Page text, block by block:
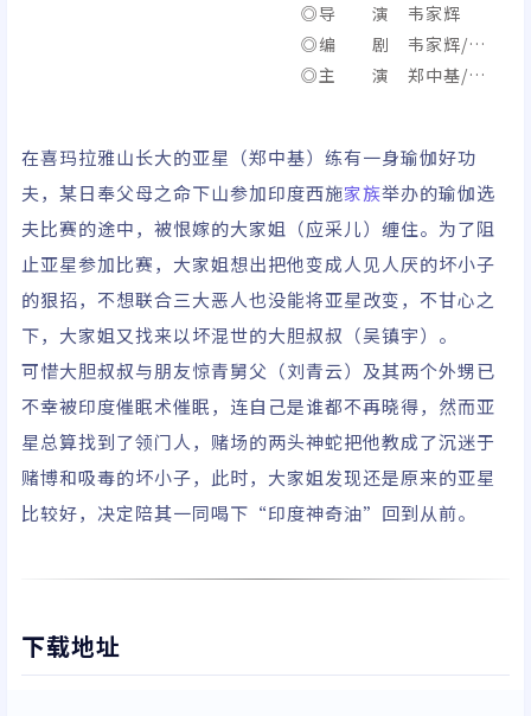
◎导 演 韦家辉
◎编 剧 韦家辉/欧
健儿
◎主 演 郑中基/张
兆基/黄光亮/成奎安
在喜玛拉雅山长大的亚星（郑中基）练有一身瑜伽好功
夫，某日奉父母之命下山参加印度西施家族举办的瑜伽选
夫比赛的途中，被恨嫁的大家姐（应采儿）缠住。为了阻
止亚星参加比赛，大家姐想出把他变成人见人厌的坏小子
的狠招，不想联合三大恶人也没能将亚星改变，不甘心之
下，大家姐又找来以坏混世的大胆叔叔（吴镇宇）。
可惜大胆叔叔与朋友惊青舅父（刘青云）及其两个外甥已
不幸被印度催眠术催眠，连自己是谁都不再晓得，然而亚
星总算找到了领门人，赌场的两头神蛇把他教成了沉迷于
赌博和吸毒的坏小子，此时，大家姐发现还是原来的亚星
比较好，决定陪其一同喝下“印度神奇油”回到从前。
下载地址